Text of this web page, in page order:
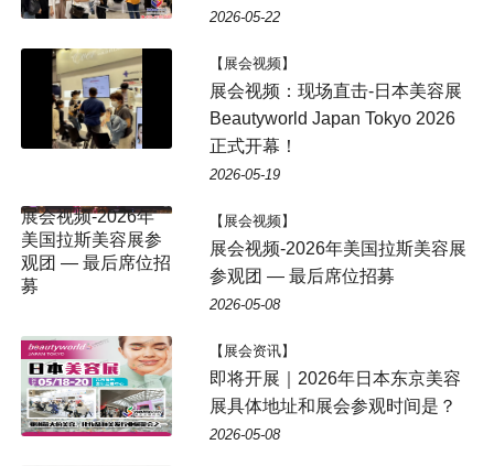
2026-05-22
【展会视频】
展会视频：现场直击-日本美容展
Beautyworld Japan Tokyo 2026
正式开幕！
2026-05-19
【展会视频】
展会视频-2026年美国拉斯美容展
参观团 — 最后席位招募
2026-05-08
【展会资讯】
即将开展｜2026年日本东京美容
展具体地址和展会参观时间是？
2026-05-08